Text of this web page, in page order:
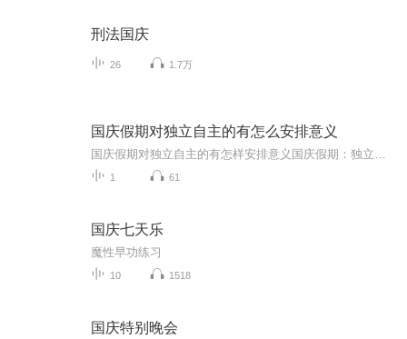
刑法国庆
26 1.7万
国庆假期对独立自主的有怎么安排意义
1 61
国庆七天乐
魔性早功练习
10 1518
国庆特别晚会